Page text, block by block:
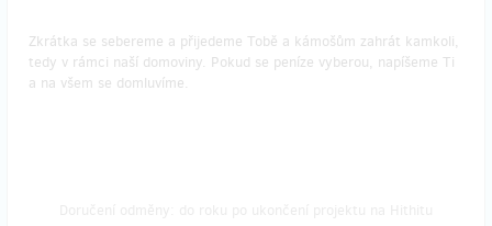
Zkrátka se sebereme a přijedeme Tobě a kámošům zahrát kamkoli,
tedy v rámci naší domoviny. Pokud se peníze vyberou, napíšeme Ti
a na všem se domluvíme.